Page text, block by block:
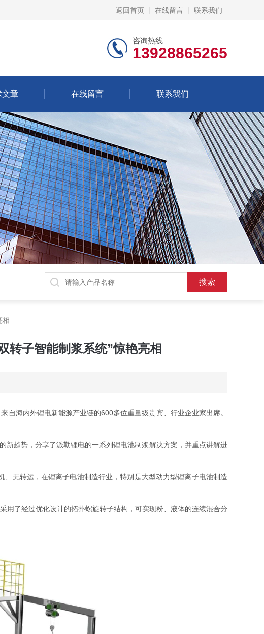
返回首页 在线留言 联系我们
咨询热线
13928865265
文章 在线留言 联系我们
相
转子智能制浆系统”惊艳亮相
海内外锂电新能源产业链的600多位重量级贵宾、行业企业家出席。
趋势，分享了派勒锂电的一系列锂电池制浆解决方案，并重点讲解进
无转运，在锂离子电池制造行业，特别是大型动力型锂离子电池制造
了经过优化设计的拓扑螺旋转子结构，可实现粉、液体的连续混合分